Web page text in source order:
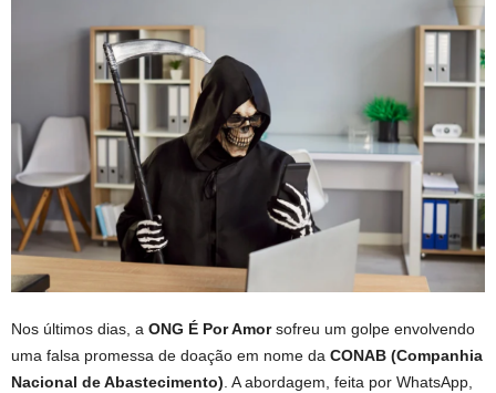
Nos últimos dias, a ONG É Por Amorsofreu um golpe envolvendo
uma falsa promessa de doação em nome da CONAB (Companhia
Nacional de Abastecimento). A abordagem, feita por WhatsApp,